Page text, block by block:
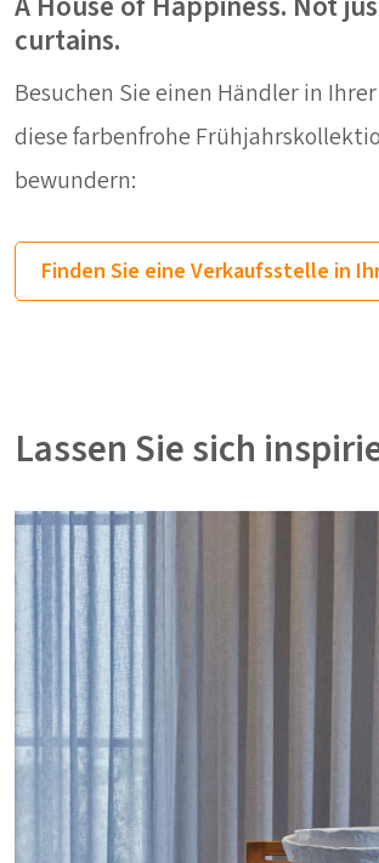
curtains.
Besuchen Sie einen Händler in
diese farbenfrohe
bewundern:
Finden Sie eine Verkaufsstelle in
Lassen Sie sich